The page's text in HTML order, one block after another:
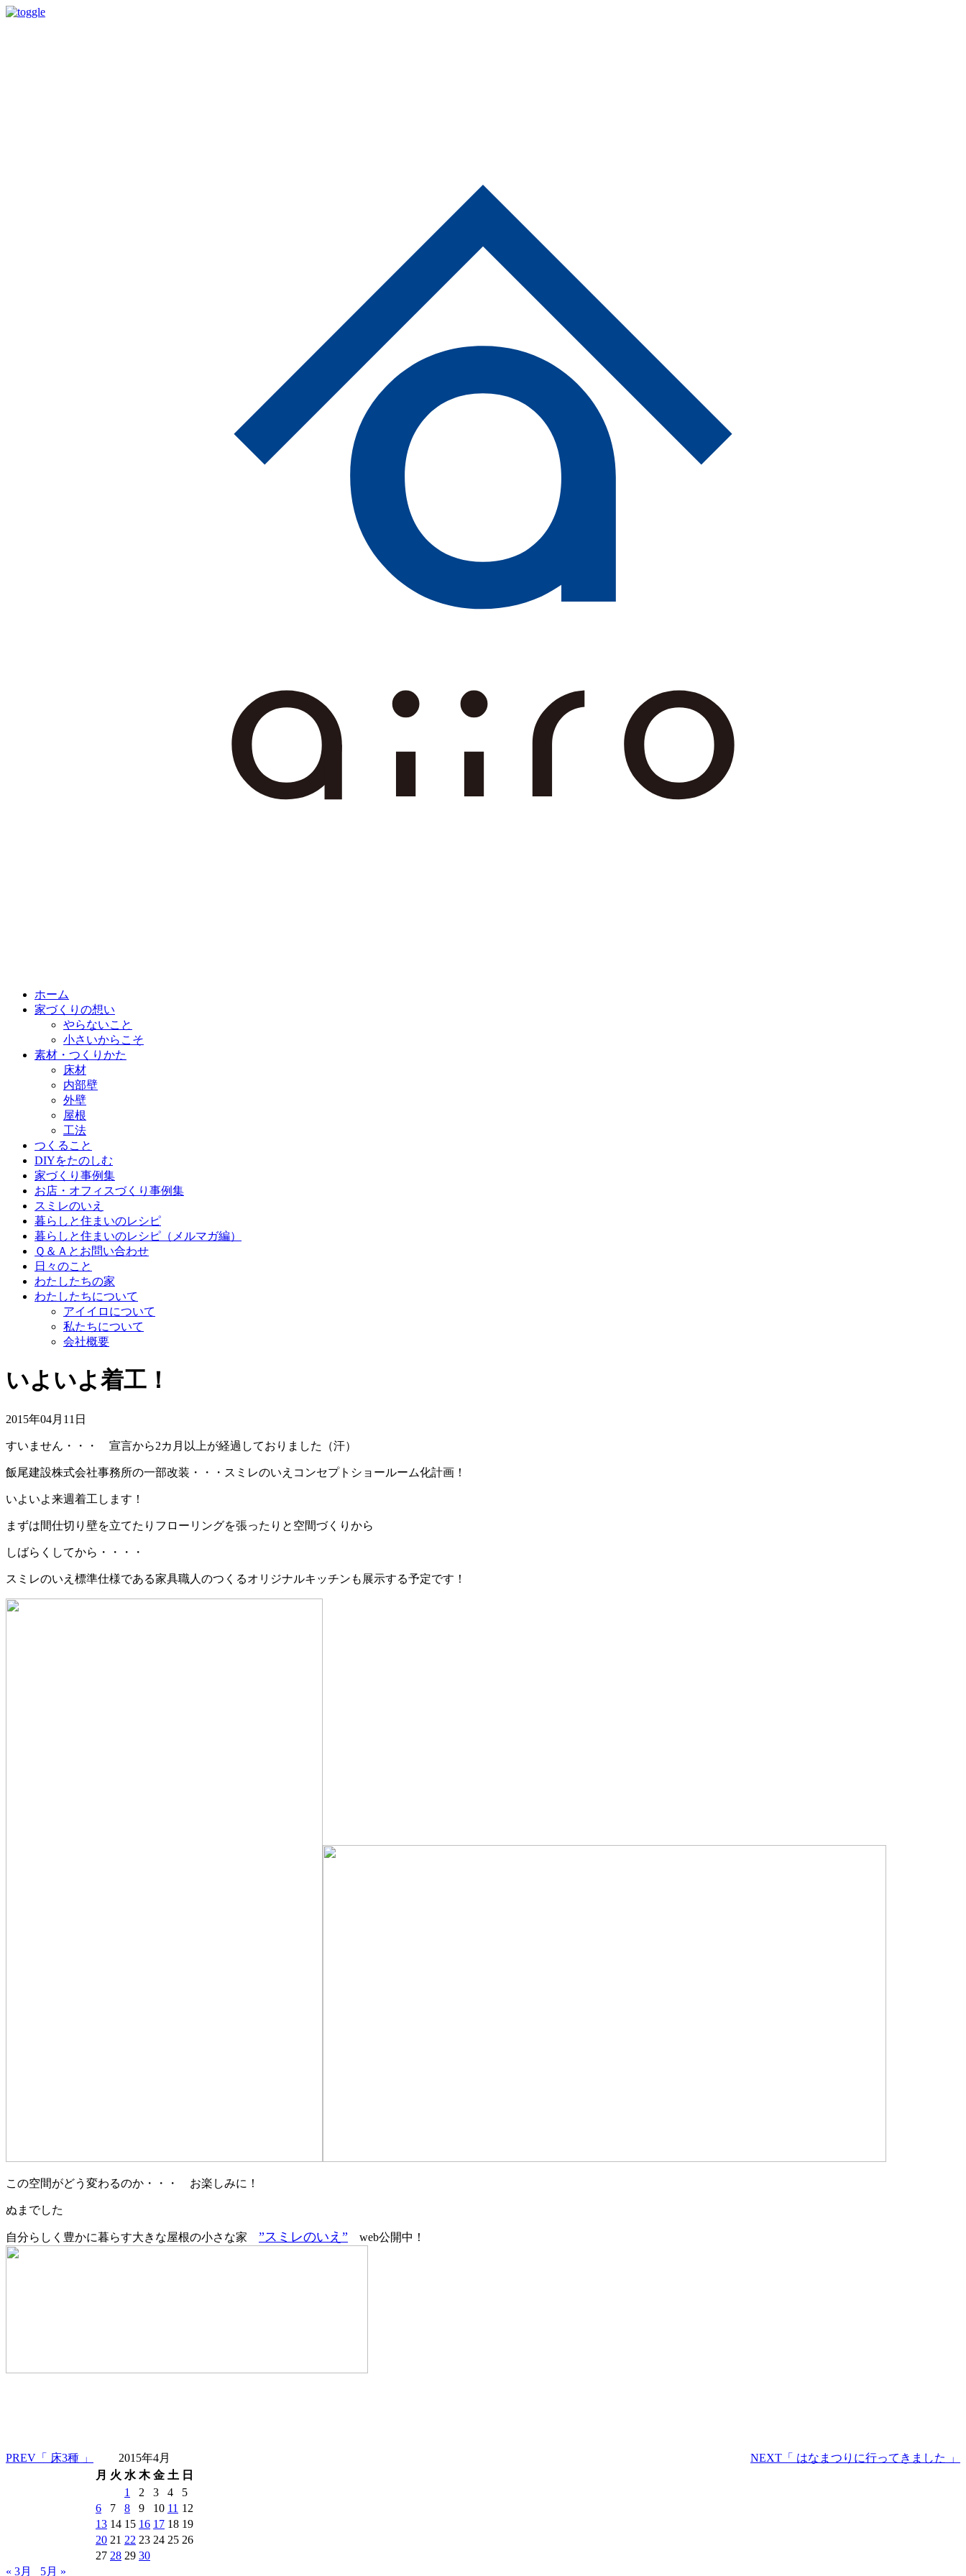
ホーム
家づくりの想い
やらないこと
小さいからこそ
素材・つくりかた
床材
内部壁
外壁
屋根
工法
つくること
DIYをたのしむ
家づくり事例集
お店・オフィスづくり事例集
スミレのいえ
暮らしと住まいのレシピ
暮らしと住まいのレシピ（メルマガ編）
Ｑ＆Ａとお問い合わせ
日々のこと
わたしたちの家
わたしたちについて
アイイロについて
私たちについて
会社概要
いよいよ着工！
2015年04月11日
すいません・・・ 宣言から2カ月以上が経過しておりました（汗）
飯尾建設株式会社事務所の一部改装・・・スミレのいえコンセプトショールーム化計画！
いよいよ来週着工します！
まずは間仕切り壁を立てたりフローリングを張ったりと空間づくりから
しばらくしてから・・・・
スミレのいえ標準仕様である家具職人のつくるオリジナルキッチンも展示する予定です！
この空間がどう変わるのか・・・ お楽しみに！
ぬまでした
自分らしく豊かに暮らす大きな屋根の小さな家 ”スミレのいえ” web公開中！
PREV 「 床3種 」 NEXT 「 はなまつりに行ってきました 」
2015年4月
月 火 水 木 金 土 日
1
2 3 4
5
6
7 8 9 10 11 12
13 14 15 16 17 18 19
20 21 22 23 24 25 26
27 28 29 30
« 3月
5月 »